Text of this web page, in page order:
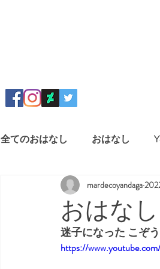
全てのおはなし おはなし
おはな
mardecoyandaga
迷子になった こぞ
https://